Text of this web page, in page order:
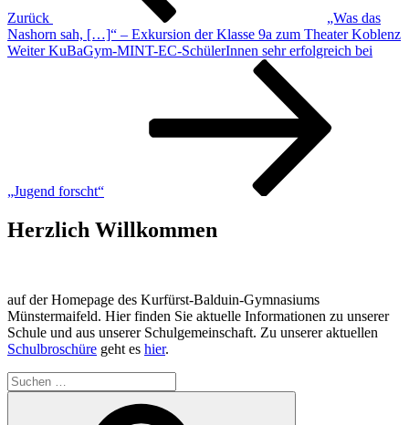
Zurück
„Was das
Nashorn sah, […]“ – Exkursion der Klasse 9a zum Theater Koblenz
Nächster
Weiter KuBaGym-MINT-EC-SchülerInnen sehr erfolgreich bei
„Jugend forscht“
Herzlich Willkommen
auf der Homepage des Kurfürst-Balduin-Gymnasiums
Münstermaifeld. Hier finden Sie aktuelle Informationen zu unserer
Schule und aus unserer Schulgemeinschaft. Zu unserer aktuellen
Schulbroschüre geht es hier.
Suchen
nach: